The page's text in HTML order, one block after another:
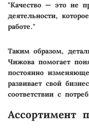
"Качество — это не
деятельности,
работе."
Таким образом,
Чижова помогает
постоянно
развивает свой
соответствии с
Ассортимент